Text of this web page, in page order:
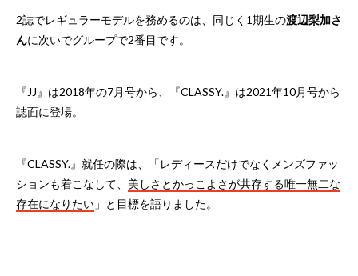
2誌でレギュラーモデルを務めるのは、同じく1期生の渡辺梨加さ
んに次いでグループで2番目です。
『JJ』は2018年の7月号から、『CLASSY.』は2021年10月号から
誌面に登場。
『CLASSY.』就任の際は、「レディースだけでなくメンズファッ
ションも着こなして、 美しさとかっこよさが共存する唯一無二な
存在になりたい 」と目標を語りました。